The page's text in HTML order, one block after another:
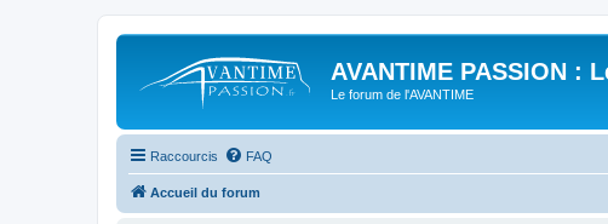
AVANTIME PASSION :
Le forum de l'AVANTIME
Raccourcis FAQ
Accueil du forum